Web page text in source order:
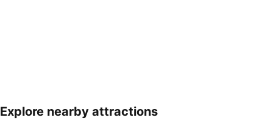
展開地圖
Explore nearby attractions